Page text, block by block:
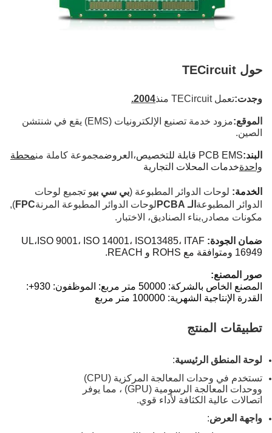
حول TECircuit
وجدت:تعمل TECircuit منذ 2004.
الموقع:
مزود خدمة تصنيع الإلكترونيات (EMS) يقع في شنتشن
الصين.
البند:PCB EMS قابلة للتخصيص، العروضمجموعة كاملة منمحطة
واحدةخدمات المحلات التجارية
الخدمة: لوحات الدوائر المطبوعة ( بي سي بيو تجميع لوحات
الدوائر المطبوعةالـ PCBA لوحات الدوائر المطبوعة المرنةFPC
),
مكونات مصادر, بناء الصناديق، الاختبار.
ضمان الجودة: UL،ISO 9001، ISO 14001، ISO13485، ITAF
16949 ومتوافقة مع ROHS و REACH.
صور المصنع:
المصنع الخاص بالشركة: 50000 متر مربع: الموظفون: 930+:
القدرة الإنتاجية الشهرية: 100000 متر مربع
تطبيقات المنتج
لوحة المنطق الرئيسية:
تستخدم في وحدات المعالجة المركزية (CPU)
ووحدات المعالجة الرسومية (GPU) ، مما يوفر
اتصالات عالية الكثافة لأداء قوي.
واجهة العرض :